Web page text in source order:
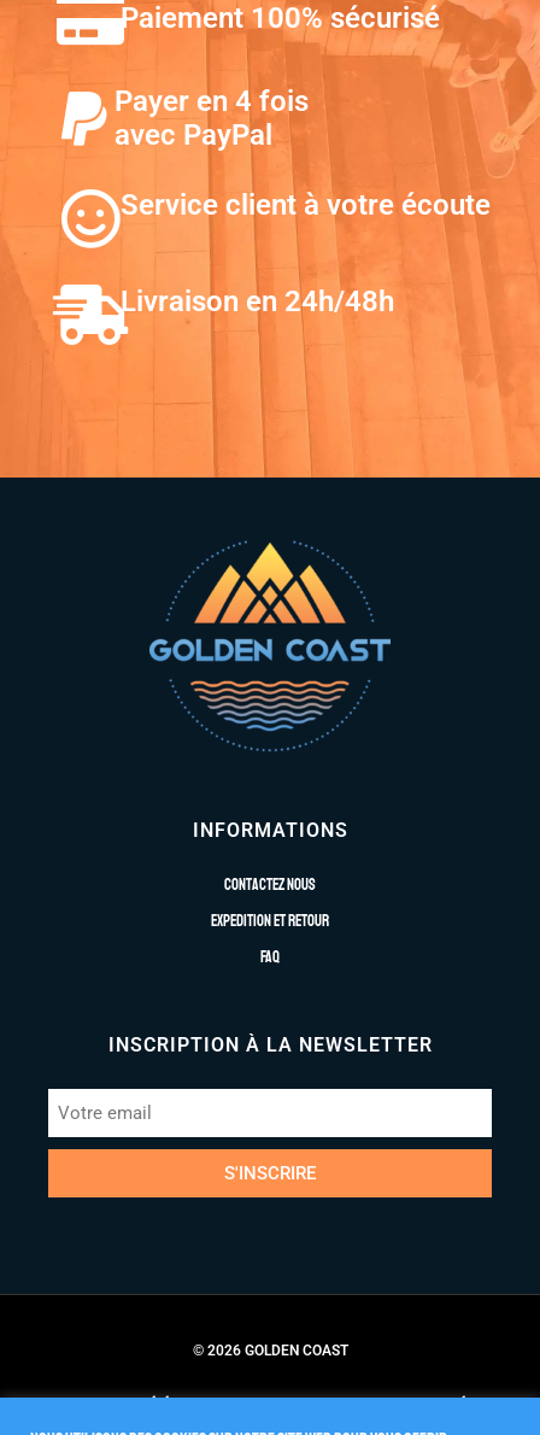
Paiement 100% sécurisé
Payer en 4 fois
avec PayPal
Service client à votre écoute
Livraison en 24h/48h
INFORMATIONS
Contactez nous
Expedition et retour
FAQ
INSCRIPTION À LA NEWSLETTER
S'INSCRIRE
© 2026 GOLDEN COAST